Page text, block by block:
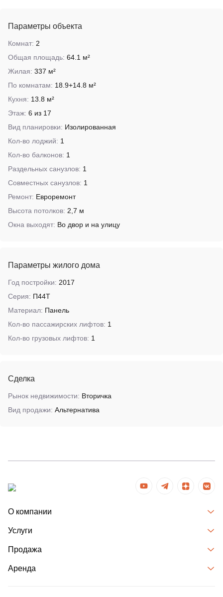
Параметры объекта
Комнат: 2
Общая площадь: 64.1 м²
Жилая: 337 м²
По комнатам: 18.9+14.8 м²
Кухня: 13.8 м²
Этаж: 6 из 17
Вид планировки: Изолированная
Кол-во лоджий: 1
Кол-во балконов: 1
Раздельных санузлов: 1
Совместных санузлов: 1
Ремонт: Евроремонт
Высота потолков: 2,7 м
Окна выходят: Во двор и на улицу
Параметры жилого дома
Год постройки: 2017
Серия: П44Т
Материал: Панель
Кол-во пассажирских лифтов: 1
Кол-во грузовых лифтов: 1
Сделка
Рынок недвижимости: Вторичка
Вид продажи: Альтернатива
О компании
Услуги
Продажа
Аренда